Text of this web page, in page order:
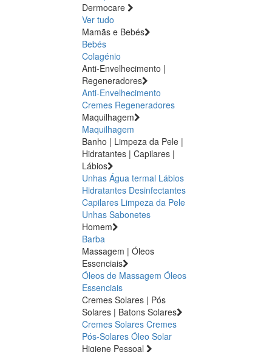
Dermocare
Ver tudo
Mamãs e Bebés
Bebés
Colagénio
Anti-Envelhecimento |
Regeneradores
Anti-Envelhecimento
Cremes Regeneradores
Maquilhagem
Maquilhagem
Banho | Limpeza da Pele |
Hidratantes | Capilares |
Lábios
Unhas Água termal Lábios
Hidratantes Desinfectantes
Capilares Limpeza da Pele
Unhas Sabonetes
Homem
Barba
Massagem | Óleos
Essenciais
Óleos de Massagem Óleos
Essenciais
Cremes Solares | Pós
Solares | Batons Solares
Cremes Solares Cremes
Pós-Solares Óleo Solar
Higiene Pessoal